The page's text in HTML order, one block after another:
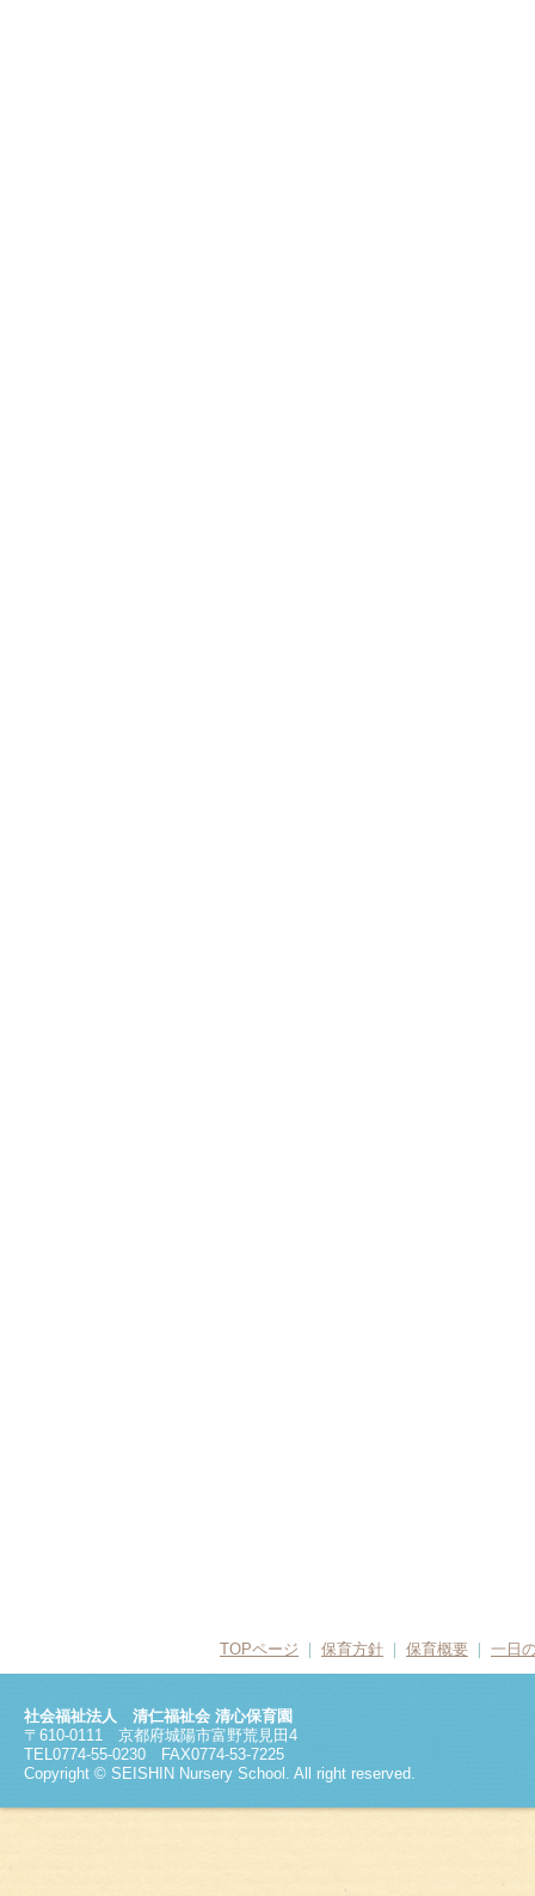
TOPページ 保育方針 保育概要 一日
社会福祉法人 清仁福祉会 清心保育園
〒610-0111 京都府城陽市富野荒見田4
TEL0774-55-0230 FAX0774-53-7225
Copyright © SEISHIN Nursery School. All right reserved.